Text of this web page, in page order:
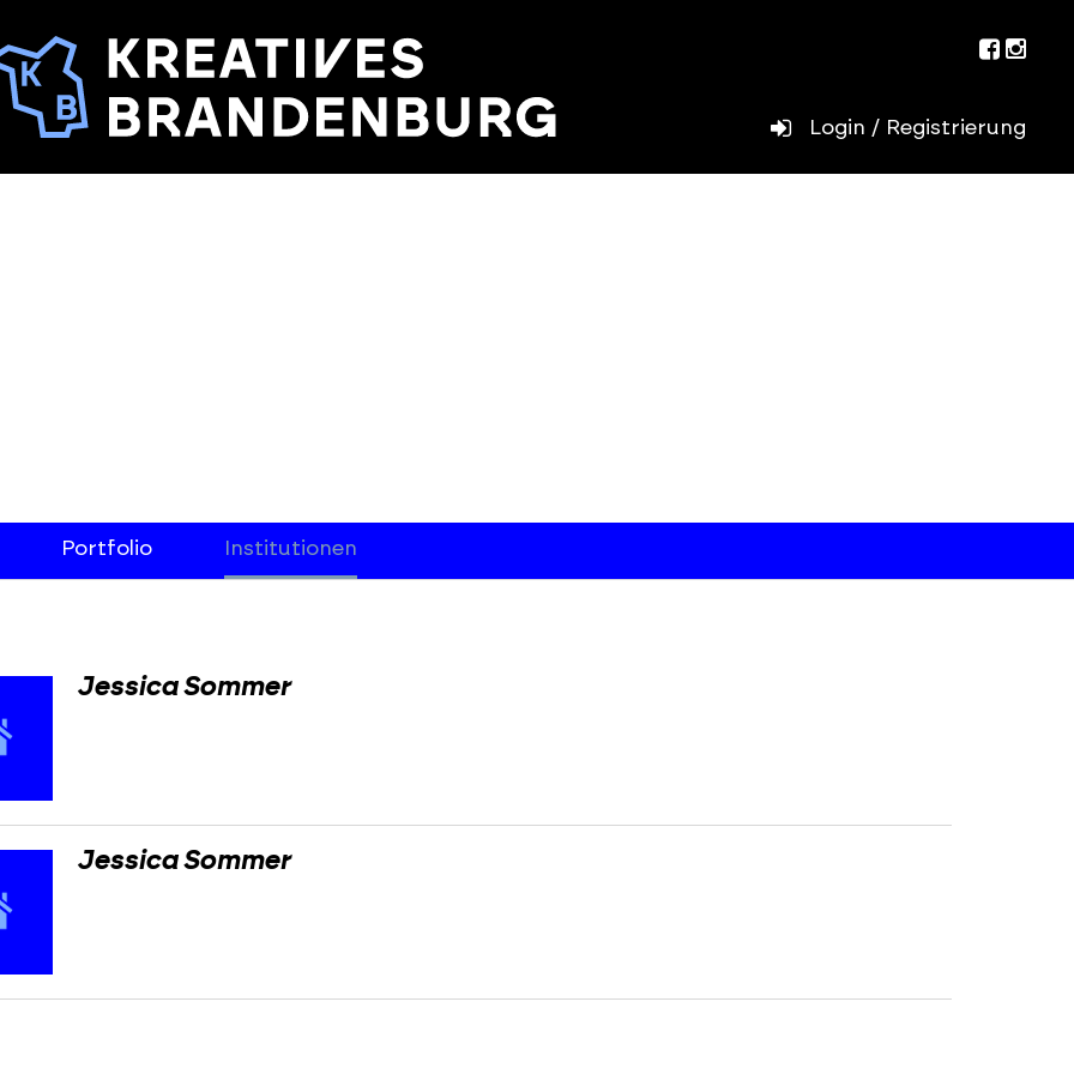
Login / Registrierung
Portfolio Institutionen
Jessica Sommer
Jessica Sommer